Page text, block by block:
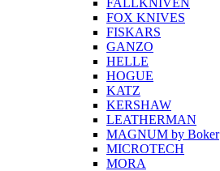
FALLKNIVEN
FOX KNIVES
FISKARS
GANZO
HELLE
HOGUE
KATZ
KERSHAW
LEATHERMAN
MAGNUM by Boker
MICROTECH
MORA